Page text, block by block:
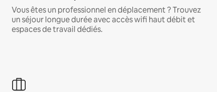
Vous êtes un professionnel en déplacement ? Trouvez
un séjour longue durée avec accès wifi haut débit et
espaces de travail dédiés.